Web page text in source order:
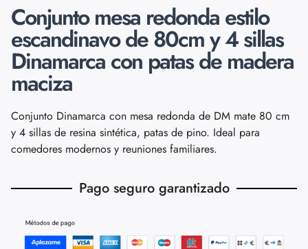
Conjunto mesa redonda estilo
escandinavo de 80cm y 4 sillas
Dinamarca con patas de madera
maciza
Conjunto Dinamarca con mesa redonda de DM mate 80 cm
y 4 sillas de resina sintética, patas de pino. Ideal para
comedores modernos y reuniones familiares.
Pago seguro garantizado